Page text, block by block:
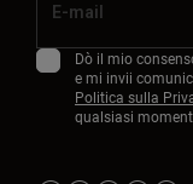
Dò il mio
e mi invii
Politica sulla
qualsiasi